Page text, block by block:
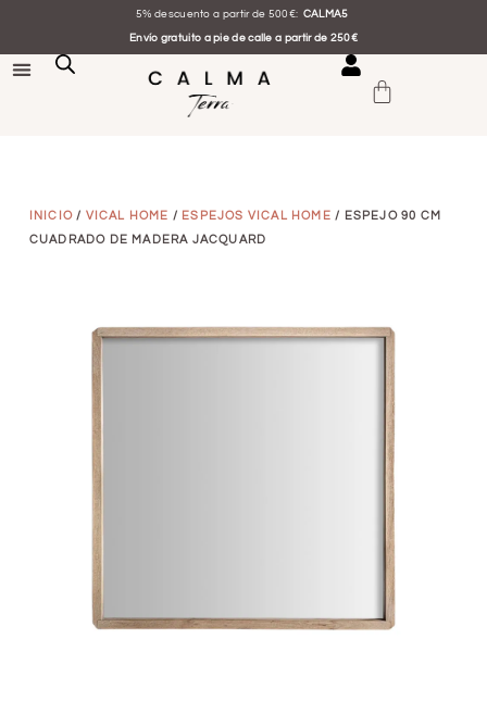
5% descuento a partir de 500€: CALMA5
Envío gratuito a pie de calle a partir de 250€
INICIO / VICAL HOME / ESPEJOS VICAL HOME / ESPEJO 90 CM
CUADRADO DE MADERA JACQUARD